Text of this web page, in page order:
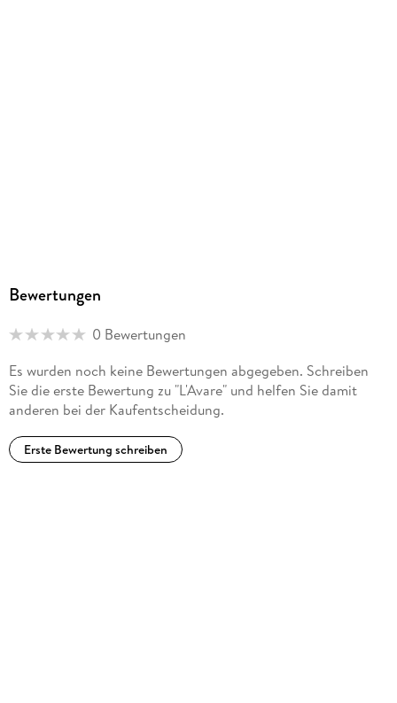
Bewertungen
0 Bewertungen
Es wurden noch keine Bewertungen abgegeben. Schreiben
Sie die erste Bewertung zu "L'Avare" und helfen Sie damit
anderen bei der Kaufentscheidung.
Erste Bewertung schreiben